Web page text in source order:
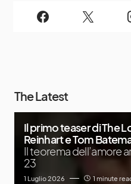
The Latest
Il primo teaser di The
Reinhart e Tom
Il teorema dell’amore
23
1 Luglio 2026 1 minute